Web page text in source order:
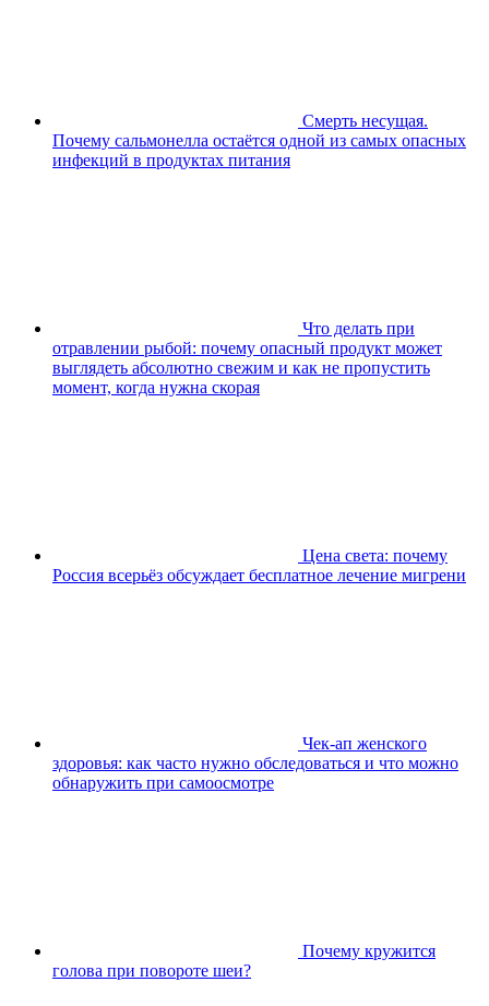
Смерть несущая.
Почему сальмонелла остаётся одной из самых опасных
инфекций в продуктах питания
Что делать при
отравлении рыбой: почему опасный продукт может
выглядеть абсолютно свежим и как не пропустить
момент, когда нужна скорая
Цена света: почему
Россия всерьёз обсуждает бесплатное лечение мигрени
Чек-ап женского
здоровья: как часто нужно обследоваться и что можно
обнаружить при самоосмотре
Почему кружится
голова при повороте шеи?